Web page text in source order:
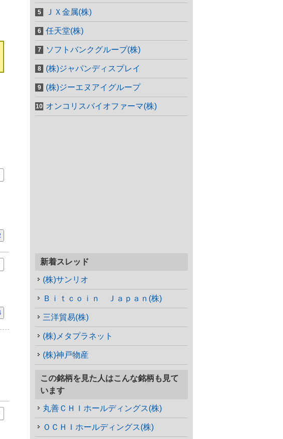
ＪＸ金属(株)
任天堂(株)
ソフトバンクグループ(株)
(株)ジャパンディスプレイ
(株)ジーエヌアイグループ
オンコリスバイオファーマ(株)
新着スレッド
(株)サンリオ
Ｂｉｔｃｏｉｎ Ｊａｐａｎ(株)
三洋貿易(株)
(株)メタプラネット
(株)神戸物産
この銘柄を見た人はこんな銘柄も見て
います
丸善ＣＨＩホールディングス(株)
ＯＣＨＩホールディングス(株)